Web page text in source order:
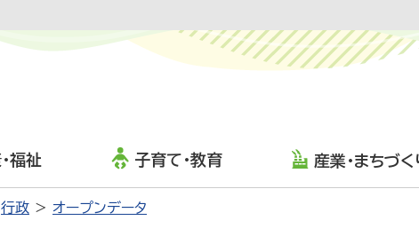
福祉 子育て・教育 産業・まちづく
行政 オープンデータ